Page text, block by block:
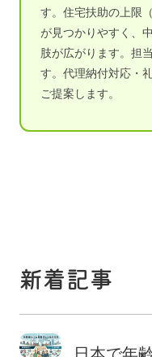
す。住宅扶助の上限
が見つかりやすく、
肢が広がります。担
す。代理納付対応・
ご提案します。
新着記事